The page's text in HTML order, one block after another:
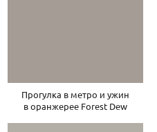
Прогулка в метро и ужин
в оранжерее Forest Dew